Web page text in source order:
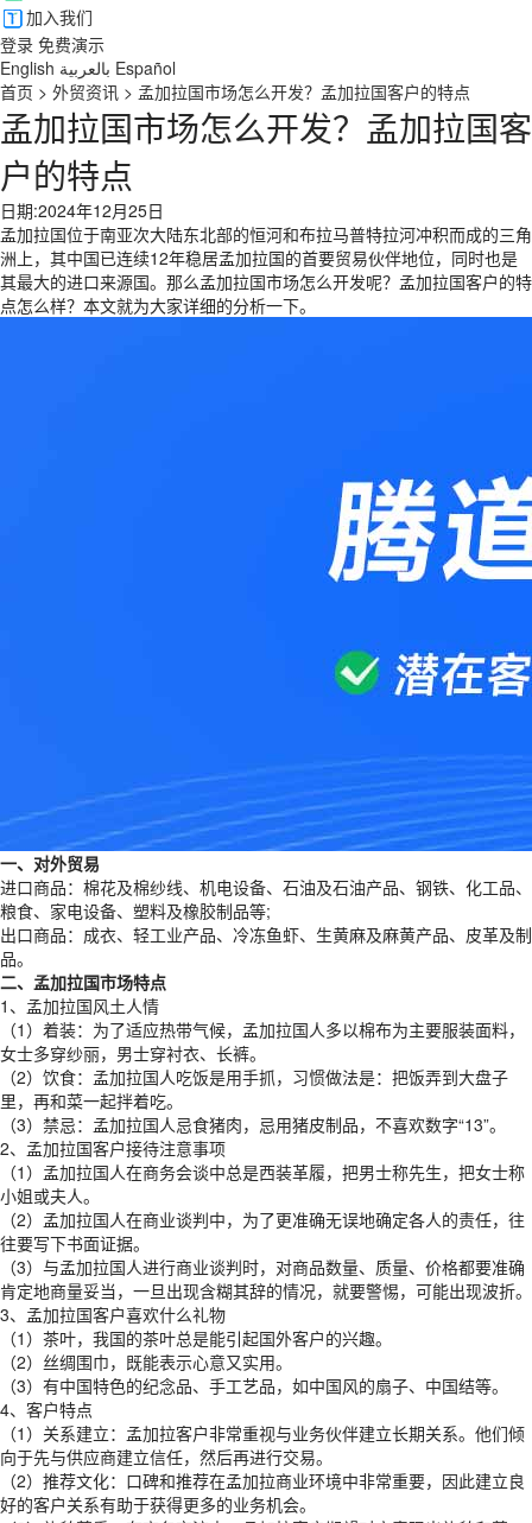
加入我们
登录 免费演示
English بالعربية Español
首页 > 外贸资讯 > 孟加拉国市场怎么开发？孟加拉国客户的特点
孟加拉国市场怎么开发？孟加拉国客
户的特点
日期:2024年12月25日
孟加拉国位于南亚次大陆东北部的恒河和布拉马普特拉河冲积而成的三角
洲上，其中国已连续12年稳居孟加拉国的首要贸易伙伴地位，同时也是
其最大的进口来源国。那么孟加拉国市场怎么开发呢？孟加拉国客户的特
点怎么样？本文就为大家详细的分析一下。
一、对外贸易
进口商品：棉花及棉纱线、机电设备、石油及石油产品、钢铁、化工品、
粮食、家电设备、塑料及橡胶制品等;
出口商品：成衣、轻工业产品、冷冻鱼虾、生黄麻及麻黄产品、皮革及制
品。
二、孟加拉国市场特点
1、孟加拉国风土人情
（1）着装：为了适应热带气候，孟加拉国人多以棉布为主要服装面料，
女士多穿纱丽，男士穿衬衣、长裤。
（2）饮食：孟加拉国人吃饭是用手抓，习惯做法是：把饭弄到大盘子
里，再和菜一起拌着吃。
（3）禁忌：孟加拉国人忌食猪肉，忌用猪皮制品，不喜欢数字“13”。
2、孟加拉国客户接待注意事项
（1）孟加拉国人在商务会谈中总是西装革履，把男士称先生，把女士称
小姐或夫人。
（2）孟加拉国人在商业谈判中，为了更准确无误地确定各人的责任，往
往要写下书面证据。
（3）与孟加拉国人进行商业谈判时，对商品数量、质量、价格都要准确
肯定地商量妥当，一旦出现含糊其辞的情况，就要警惕，可能出现波折。
3、孟加拉国客户喜欢什么礼物
（1）茶叶，我国的茶叶总是能引起国外客户的兴趣。
（2）丝绸围巾，既能表示心意又实用。
（3）有中国特色的纪念品、手工艺品，如中国风的扇子、中国结等。
4、客户特点
（1）关系建立：孟加拉客户非常重视与业务伙伴建立长期关系。他们倾
向于先与供应商建立信任，然后再进行交易。
（2）推荐文化：口碑和推荐在孟加拉商业环境中非常重要，因此建立良
好的客户关系有助于获得更多的业务机会。